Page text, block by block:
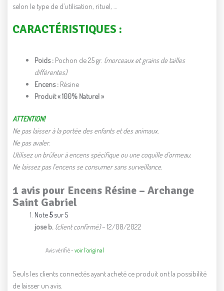
selon le type de d’utilisation, rituel, …
CARACTÉRISTIQUES :
Poids : Pochon de 25 gr. (morceaux et grains de tailles
différentes)
Encens :Résine
Produit « 100% Naturel »
ATTENTION!
Ne pas laisser à la portée des enfants et des animaux.
Ne pas avaler.
Utilisez un brûleur à encens spécifique ou une coquille d’ormeau.
Ne laissez pas l’encens se consumer sans surveillance.
1 avis pour Encens Résine – Archange
Saint Gabriel
Note5sur 5
jose b. (client confirmé)– 12/08/2022
Avis vérifié - voir l’original
Seuls les clients connectés ayant acheté ce produit ont la possibilité
de laisser un avis.